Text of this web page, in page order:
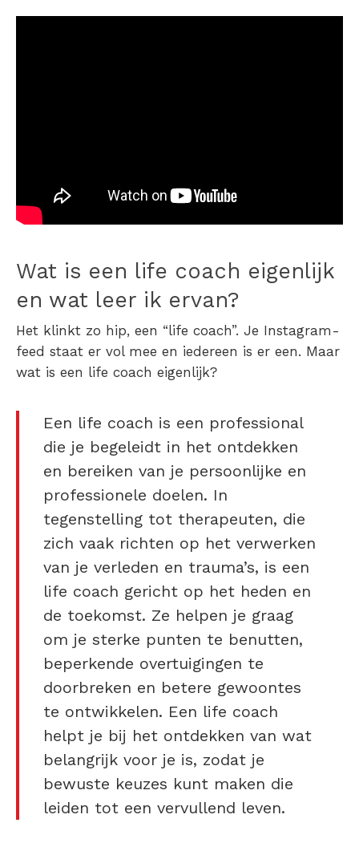
Wat is een life coach eigenlijk
en wat leer ik ervan?
Het klinkt zo hip, een “life coach”. Je Instagram-
feed staat er vol mee en iedereen is er een. Maar
wat is een life coach eigenlijk?
Een life coach is een professional
die je begeleidt in het ontdekken
en bereiken van je persoonlijke en
professionele doelen. In
tegenstelling tot therapeuten, die
zich vaak richten op het verwerken
van je verleden en trauma’s, is een
life coach gericht op het heden en
de toekomst. Ze helpen je graag
om je sterke punten te benutten,
beperkende overtuigingen te
doorbreken en betere gewoontes
te ontwikkelen. Een life coach
helpt je bij het ontdekken van wat
belangrijk voor je is, zodat je
bewuste keuzes kunt maken die
leiden tot een vervullend leven.